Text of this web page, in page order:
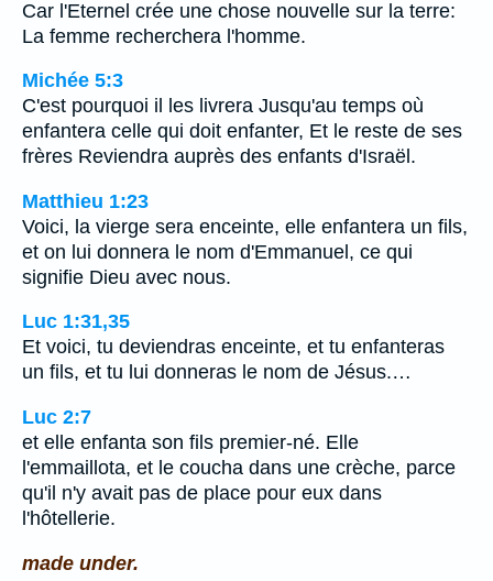
Car l'Eternel crée une chose nouvelle sur la terre:
La femme recherchera l'homme.
Michée 5:3
C'est pourquoi il les livrera Jusqu'au temps où
enfantera celle qui doit enfanter, Et le reste de ses
frères Reviendra auprès des enfants d'Israël.
Matthieu 1:23
Voici, la vierge sera enceinte, elle enfantera un fils,
et on lui donnera le nom d'Emmanuel, ce qui
signifie Dieu avec nous.
Luc 1:31,35
Et voici, tu deviendras enceinte, et tu enfanteras
un fils, et tu lui donneras le nom de Jésus.…
Luc 2:7
et elle enfanta son fils premier-né. Elle
l'emmaillota, et le coucha dans une crèche, parce
qu'il n'y avait pas de place pour eux dans
l'hôtellerie.
made under.